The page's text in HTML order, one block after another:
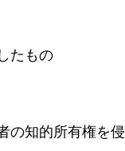
たもの
の知的所有権を